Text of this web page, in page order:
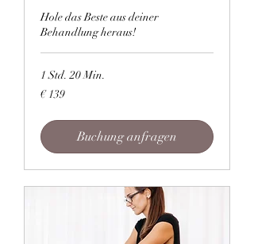
Hole das Beste aus deiner
Behandlung heraus!
1 Std. 20 Min.
139
Euro
€ 139
Buchung anfragen